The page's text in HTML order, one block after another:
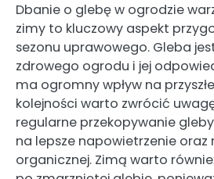
Dbanie o glebę w ogrodzie
zimy to kluczowy aspekt
sezonu uprawowego. Gleba
zdrowego ogrodu i jej
ma ogromny wpływ na
kolejności warto zwrócić
regularne przekopywanie
na lepsze napowietrzenie oraz
organicznej. Zimą warto